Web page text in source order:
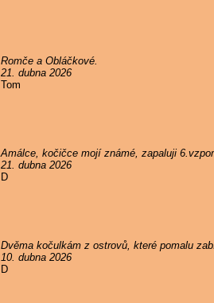
Romče a Obláčkové.
21. dubna 2026
Tom
Amálce, kočičce mojí známé, zapaluji
21. dubna 2026
D
Dvěma kočulkám z ostrovů, které pomalu
10. dubna 2026
D